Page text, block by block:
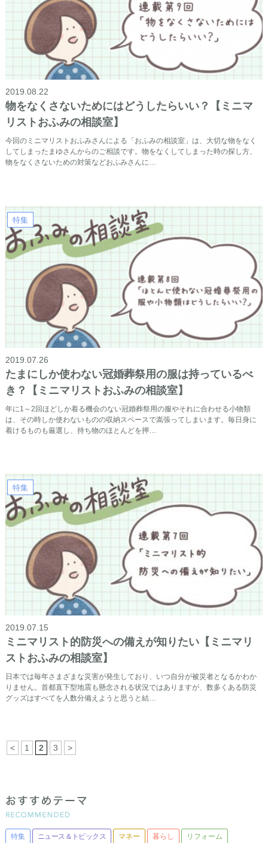
2019.08.22
物をなくさないためにはどうしたらいい？【ミニマ
リストおふみの相談室】
今回のミニマリストおふみさんによる「おふみの相談室」は、大切な物をなく
してしまったまゆさんからのご相談です。物をなくしてしまった時の探し方、
物をなくさないための対策などおふみさんに…
特集
2019.07.26
たまにしか使わない冠婚葬祭用の服は持っているべ
き？【ミニマリストおふみの相談室】
年に1～2回ほどしか着る機会のない冠婚葬祭用の服やそれに合わせる小物類
は、その時しか使わないものの収納スペースで嵩張ってしまいます。毎日身に
着けるものも厳選し、持ち物のほとんどを押…
特集
2019.07.15
ミニマリスト的防災への備えが知りたい【ミニマリ
ストおふみの相談室】
日本では毎年さまざまな災害が発生しており、いつ自分が被災者となるかわか
りません。首都直下型地震も懸念される状況ではありますが、数多くある防災
グッズはすべてを人数分備えようと思うと結…
< 1 2 3 >
特集 ニュース＆トピックス マネー 暮らし リフォーム